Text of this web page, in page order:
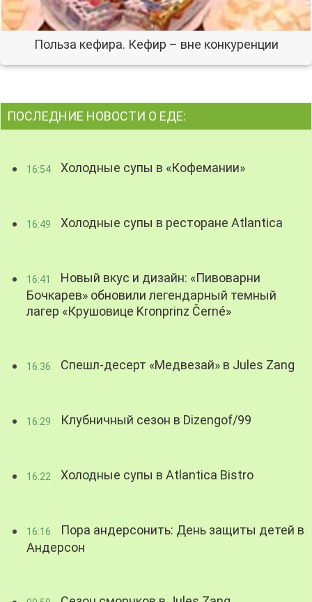
Польза кефира. Кефир – вне конкуренции
ПОСЛЕДНИЕ НОВОСТИ О ЕДЕ:
16:54 Холодные супы в «Кофемании»
16:49 Холодные супы в ресторане Atlantica
16:41
Новый вкус и дизайн: «Пивоварни
Бочкарев» обновили легендарный темный
лагер «Крушовице Kronprinz Černé»
16:36 Спешл-десерт «Медвезай» в Jules Zang
16:29 Клубничный сезон в Dizengof/99
16:22 Холодные супы в Atlantica Bistro
16:16
Пора андерсонить: День защиты детей в
Андерсон